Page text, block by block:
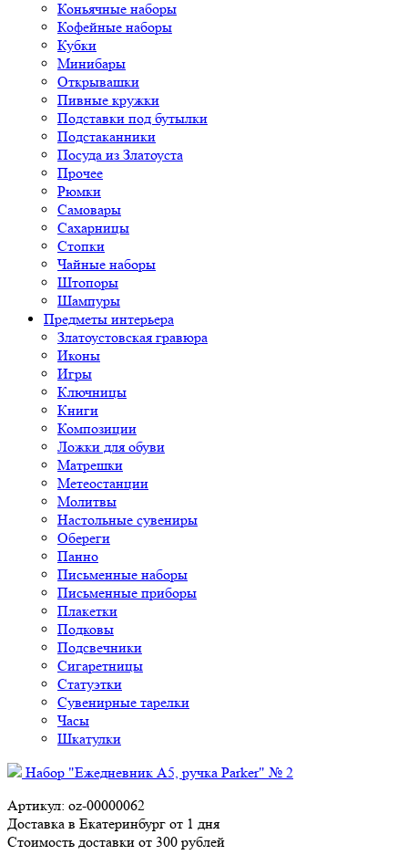
Коньячные наборы
Кофейные наборы
Кубки
Минибары
Открывашки
Пивные кружки
Подставки под бутылки
Подстаканники
Посуда из Златоуста
Прочее
Рюмки
Самовары
Сахарницы
Стопки
Чайные наборы
Штопоры
Шампуры
Предметы интерьера
Златоустовская гравюра
Иконы
Игры
Ключницы
Книги
Композиции
Ложки для обуви
Матрешки
Метеостанции
Молитвы
Настольные сувениры
Обереги
Панно
Письменные наборы
Письменные приборы
Плакетки
Подковы
Подсвечники
Сигаретницы
Статуэтки
Сувенирные тарелки
Часы
Шкатулки
Набор "Ежедневник А5, ручка Parker" № 2
Артикул: oz-00000062
Доставка в Екатеринбург от 1 дня
Стоимость доставки от 300 рублей